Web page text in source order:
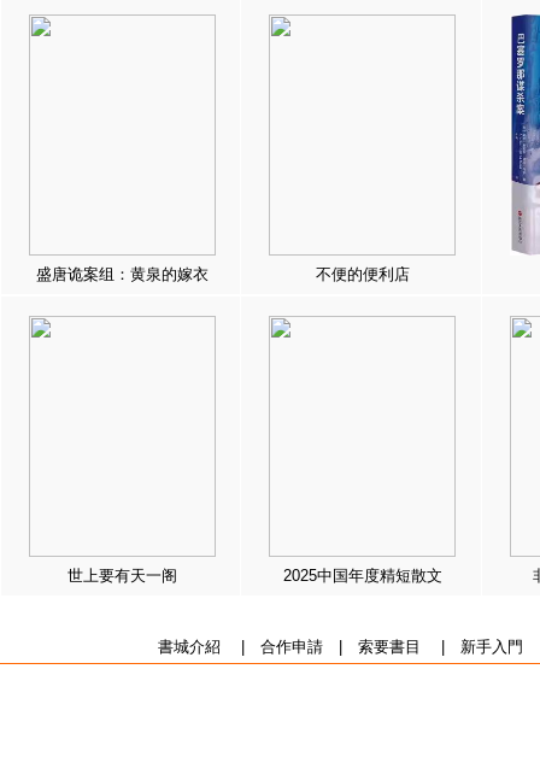
盛唐诡案组：黄泉的嫁衣 不便的便利店
世上要有天一阁 2025中国年度精短散文
書城介紹 合作申請| 索要書目 新手入門